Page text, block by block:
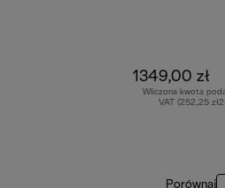
1349,00 zł
Wliczona kwota
VAT (252,25
Porównaj